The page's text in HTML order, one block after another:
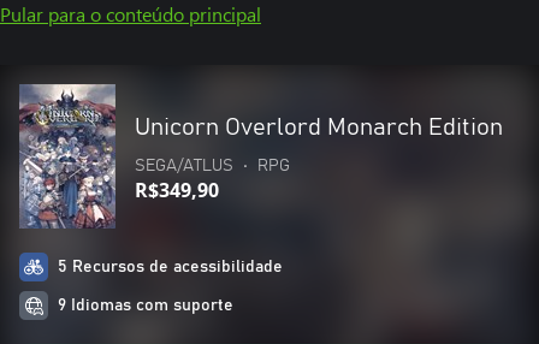
Pular para o conteúdo principal
Unicorn Overlord Monarch Edition
SEGA/ATLUS • RPG
R$349,90
5 Recursos de acessibilidade
9 Idiomas com suporte